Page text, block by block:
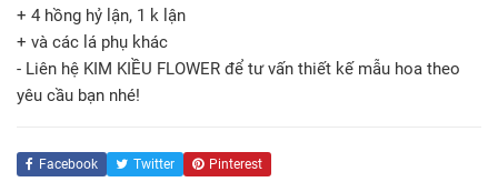
+ 4 hồng hỷ lận, 1 k lận
+ và các lá phụ khác
- Liên hệ KIM KIỀU FLOWER để tư vấn thiết kế mẫu hoa theo
yêu cầu bạn nhé!
Facebook Twitter Pinterest